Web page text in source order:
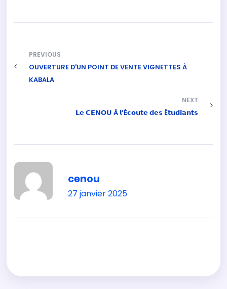
PREVIOUS
OUVERTURE D'UN POINT DE VENTE VIGNETTES À
KABALA
NEXT
𝗟𝗲 𝗖𝗘𝗡𝗢𝗨 À 𝗹’É𝗰𝗼𝘂𝘁𝗲 𝗱𝗲𝘀 É𝘁𝘂𝗱𝗶𝗮𝗻𝘁𝘀
cenou
27 janvier 2025